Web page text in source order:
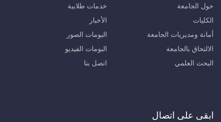
حول الجامعة
الكليات
أمانة ومديريات الجامعة
الالتحاق بالجامعة
البحث العلمي
خدمات طلابية
الأخبار
البومات الصور
البومات الفيديو
اتصل بنا
ابقى على اتصال